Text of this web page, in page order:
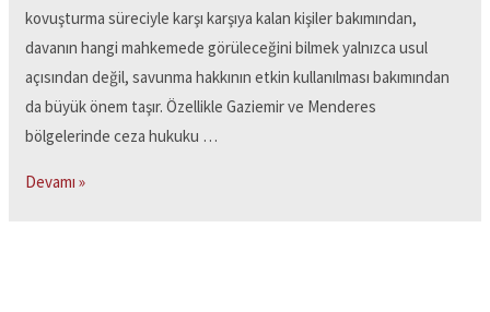
kovuşturma süreciyle karşı karşıya kalan kişiler bakımından,
davanın hangi mahkemede görüleceğini bilmek yalnızca usul
açısından değil, savunma hakkının etkin kullanılması bakımından
da büyük önem taşır. Özellikle Gaziemir ve Menderes
bölgelerinde ceza hukuku …
Devamı »